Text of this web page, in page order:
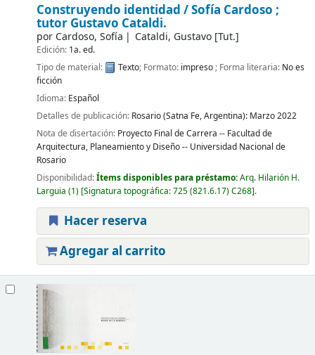
Construyendo identidad /Sofía Cardoso ;
tutor Gustavo Cataldi.
por Cardoso, Sofía Cataldi, Gustavo [Tut.]
Edición: 1a. ed.
Tipo de material:
Texto; Formato: impreso; Forma literaria: No es
ficción
Idioma: Español
Detalles de publicación: Rosario (Satna Fe, Argentina): Marzo 2022
Nota de disertación: Proyecto Final de Carrera -- Facultad de
Arquitectura, Planeamiento y Diseño -- Universidad Nacional de
Rosario
Disponibilidad:Ítems disponibles para préstamo:Arq. Hilarión H.
Larguia (1) Signatura topográfica:725 (821.6.17) C268 .
Hacer reserva
Agregar al carrito